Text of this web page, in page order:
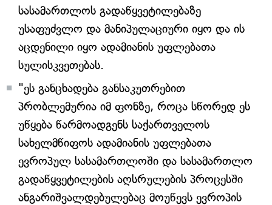
სასამართლოს გადაწყვეტილებაზე
უსაფუძვლო და მანიპულაციური იყო და ის
აცდენილი იყო ადამიანის უფლებათა
სულისკვეთებას.
"ეს განცხადება განსაკუთრებით
პრობლემურია იმ ფონზე, როცა სწორედ ეს
უწყება წარმოადგენს საქართველოს
სახელმწიფოს ადამიანის უფლებათა
ევროპულ სასამართლოში და სასამართლო
გადაწყვეტილების აღსრულების პროცესში
ანგარიშვალდებულებაც მოუწევს ევროპის